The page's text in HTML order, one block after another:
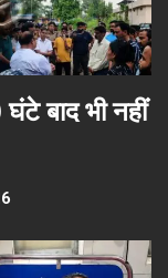
बाद भी नहीं